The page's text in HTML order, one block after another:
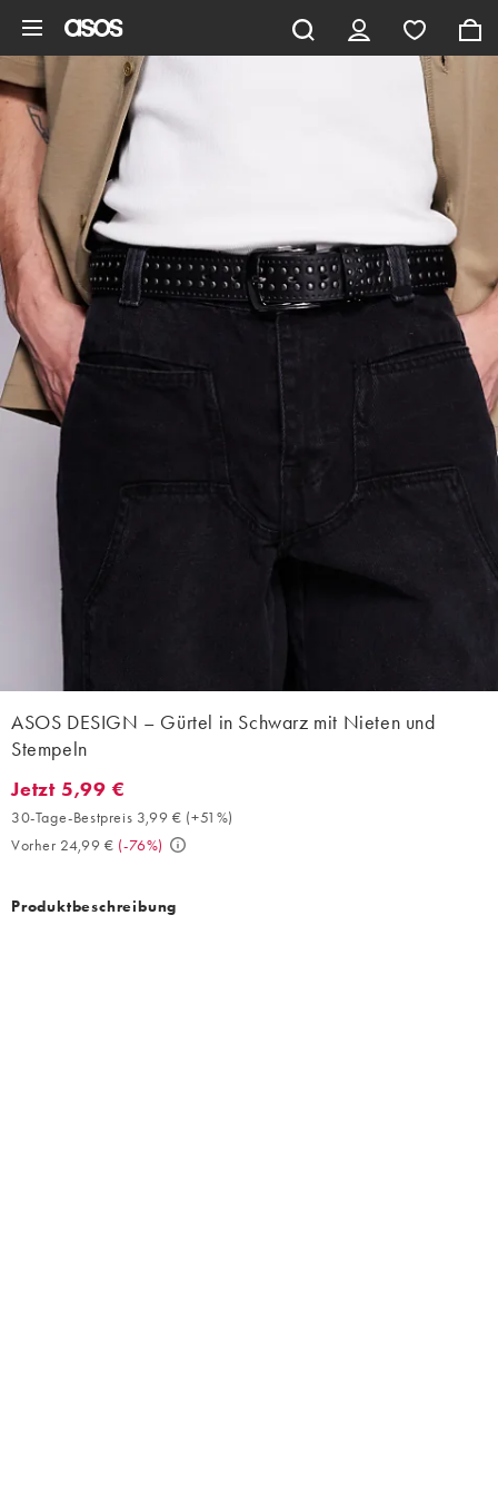
ASOS DESIGN – Gürtel in Schwarz mit Nieten und
Stempeln
Jetzt 5,99 €. 30-Tage-Bestpreis 3,99 € (+51%). Vorher 24,99 €.
Jetzt 5,99 €
30-Tage-Bestpreis 3,99 € (+51%)
Vorher 24,99 € (-76%)
Produktbeschreibung